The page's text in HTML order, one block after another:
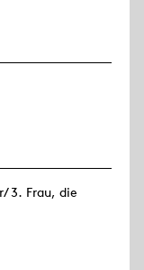
3. Frau, die